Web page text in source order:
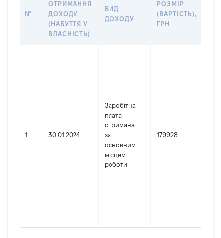
№
ОТРИМАННЯ
ДОХОДУ
(НАБУТТЯ У
ВЛАСНІСТЬ)
ВИД
ДОХОДУ
РОЗМІР
(ВАРТІСТЬ),
ГРН
1 30.01.2024
Заробітна
плата
отримана
за
основним
місцем
роботи
179928